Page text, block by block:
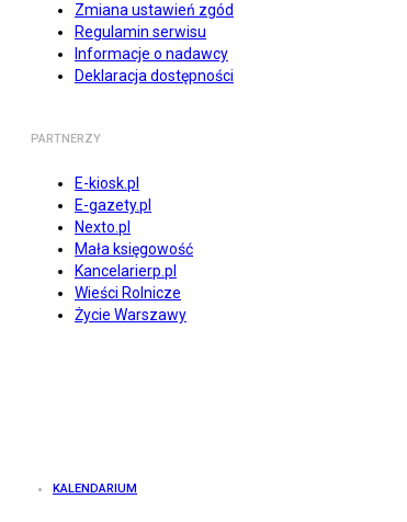
Zmiana ustawień zgód
Regulamin serwisu
Informacje o nadawcy
Deklaracja dostępności
PARTNERZY
E-kiosk.pl
E-gazety.pl
Nexto.pl
Mała księgowość
Kancelarierp.pl
Wieści Rolnicze
Życie Warszawy
KALENDARIUM